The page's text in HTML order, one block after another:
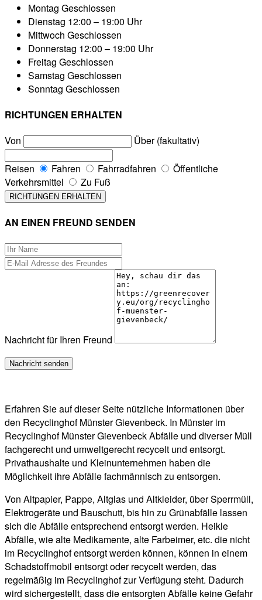
Montag Geschlossen
Dienstag 12:00 – 19:00 Uhr
Mittwoch Geschlossen
Donnerstag 12:00 – 19:00 Uhr
Freitag Geschlossen
Samstag Geschlossen
Sonntag Geschlossen
RICHTUNGEN ERHALTEN
Von
Über (fakultativ)
Reisen Fahren Fahrradfahren
Öffentliche
Verkehrsmittel
Zu Fuß
AN EINEN FREUND SENDEN
Nachricht für Ihren Freund
Erfahren Sie auf dieser Seite nützliche Informationen über
den Recyclinghof Münster Gievenbeck. In Münster im
Recyclinghof Münster Gievenbeck Abfälle und diverser Müll
fachgerecht und umweltgerecht recycelt und entsorgt.
Privathaushalte und Kleinunternehmen haben die
Möglichkeit ihre Abfälle fachmännisch zu entsorgen.
Von Altpapier, Pappe, Altglas und Altkleider, über Sperrmüll,
Elektrogeräte und Bauschutt, bis hin zu Grünabfälle lassen
sich die Abfälle entsprechend entsorgt werden. Heikle
Abfälle, wie alte Medikamente, alte Farbeimer, etc. die nicht
im Recyclinghof entsorgt werden können, können in einem
Schadstoffmobil entsorgt oder recycelt werden, das
regelmäßig im Recyclinghof zur Verfügung steht. Dadurch
wird sichergestellt, dass die entsorgten Abfälle keine Gefahr